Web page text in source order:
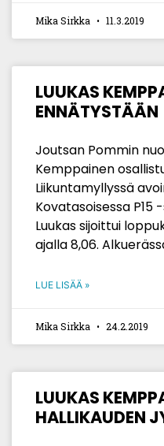
Mika Sirkka 11.3.2019
LUUKAS
ENNÄTYSTÄÄN
Joutsan Pommin
Kemppainen
Liikuntamyllyssä
Kovatasoisessa P15
Luukas sijoittui
ajalla 8,06.
LUE LISÄÄ »
Mika Sirkka 24.2.2019
LUUKAS
HALLIKAUDEN